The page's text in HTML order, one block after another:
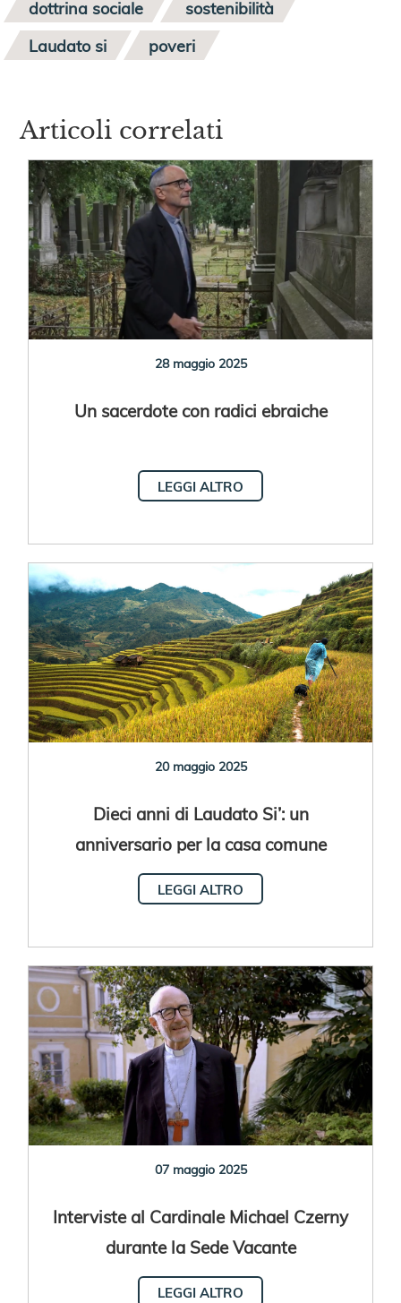
dottrina sociale
sostenibilità
Laudato si
poveri
Articoli correlati
28 maggio 2025
Un sacerdote con radici ebraiche
LEGGI ALTRO
20 maggio 2025
Dieci anni di Laudato Si’: un
anniversario per la casa comune
LEGGI ALTRO
07 maggio 2025
Interviste al Cardinale Michael Czerny
durante la Sede Vacante
LEGGI ALTRO